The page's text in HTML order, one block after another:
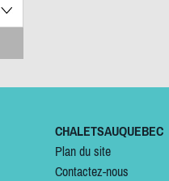
CHALETSAUQUEBEC
Plan du site
Contactez-nous